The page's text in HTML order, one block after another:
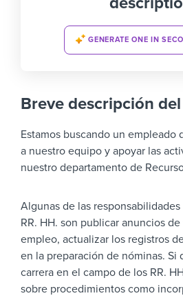
GENERATE ONE IN
Breve descripción
Estamos buscando un empleado
a nuestro equipo y apoyar las
nuestro departamento de
Algunas de las
RR. HH. son publicar anuncios
empleo, actualizar los registros
en la preparación de nóminas. Si
carrera en el campo de los RR.
sobre procedimientos como